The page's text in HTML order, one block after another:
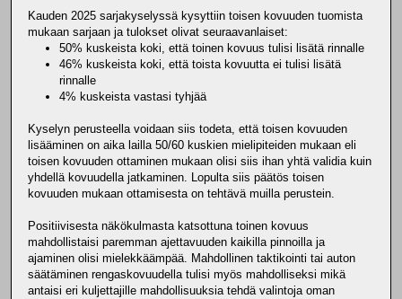
Kauden 2025 sarjakyselyssä kysyttiin toisen kovuuden tuomista
mukaan sarjaan ja tulokset olivat seuraavanlaiset:
50% kuskeista koki, että toinen kovuus tulisi lisätä rinnalle
46% kuskeista koki, että toista kovuutta ei tulisi lisätä
rinnalle
4% kuskeista vastasi tyhjää
Kyselyn perusteella voidaan siis todeta, että toisen kovuuden
lisääminen on aika lailla 50/60 kuskien mielipiteiden mukaan eli
toisen kovuuden ottaminen mukaan olisi siis ihan yhtä validia kuin
yhdellä kovuudella jatkaminen. Lopulta siis päätös toisen
kovuuden mukaan ottamisesta on tehtävä muilla perustein.
Positiivisesta näkökulmasta katsottuna toinen kovuus
mahdollistaisi paremman ajettavuuden kaikilla pinnoilla ja
ajaminen olisi mielekkäämpää. Mahdollinen taktikointi tai auton
säätäminen rengaskovuudella tulisi myös mahdolliseksi mikä
antaisi eri kuljettajille mahdollisuuksia tehdä valintoja oman